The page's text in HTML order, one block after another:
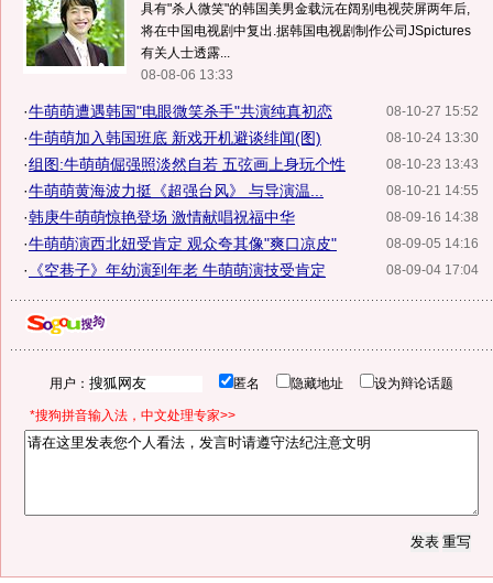
具有"杀人微笑"的韩国美男金载沅在阔别电视荧屏两年后,
将在中国电视剧中复出.据韩国电视剧制作公司JSpictures
有关人士透露...
08-08-06 13:33
08-10-27 15:52
·牛萌萌遭遇韩国"电眼微笑杀手"共演纯真初恋
08-10-24 13:30
·牛萌萌加入韩国班底 新戏开机避谈绯闻(图)
08-10-23 13:43
·组图:牛萌萌倔强照淡然自若 五弦画上身玩个性
08-10-21 14:55
·牛萌萌黄海波力挺《超强台风》 与导演温...
08-09-16 14:38
·韩庚牛萌萌惊艳登场 激情献唱祝福中华
08-09-05 14:16
·牛萌萌演西北妞受肯定 观众夸其像"爽口凉皮"
08-09-04 17:04
· 《空巷子》年幼演到年老 牛萌萌演技受肯定
用户： 匿名 隐藏地址 设为辩论话题
*搜狗拼音输入法，中文处理专家>>